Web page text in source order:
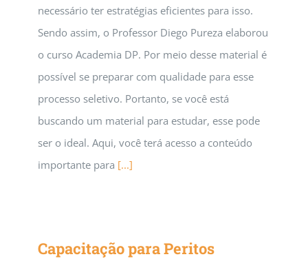
necessário ter estratégias eficientes para isso.
Sendo assim, o Professor Diego Pureza elaborou
o curso Academia DP. Por meio desse material é
possível se preparar com qualidade para esse
processo seletivo. Portanto, se você está
buscando um material para estudar, esse pode
ser o ideal. Aqui, você terá acesso a conteúdo
importante para [...]
Capacitação para Peritos